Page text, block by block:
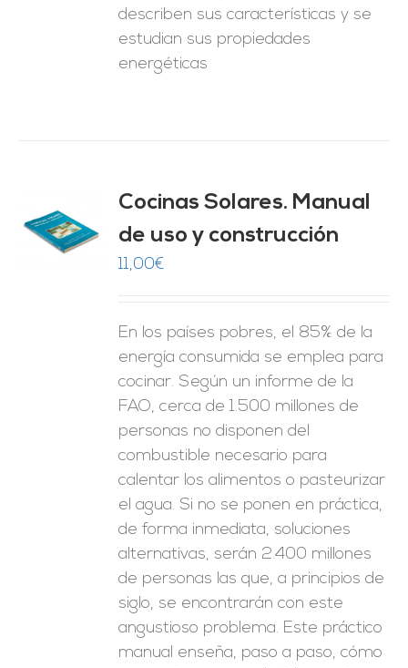
describen sus características y se
estudian sus propiedades
energéticas
Cocinas Solares. Manual
de uso y construcción
11,00€
En los países pobres, el 85% de la
energía consumida se emplea para
cocinar. Según un informe de la
FAO, cerca de 1.500 millones de
personas no disponen del
combustible necesario para
calentar los alimentos o pasteurizar
el agua. Si no se ponen en práctica,
de forma inmediata, soluciones
alternativas, serán 2.400 millones
de personas las que, a principios de
siglo, se encontrarán con este
angustioso problema. Este práctico
manual enseña, paso a paso, cómo